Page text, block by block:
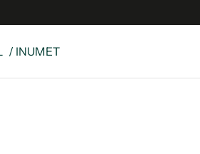
/ INUMET